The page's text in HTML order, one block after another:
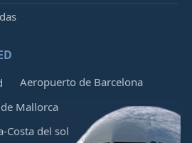
Aeropuerto de Barcelona
Mallorca
Costa del sol